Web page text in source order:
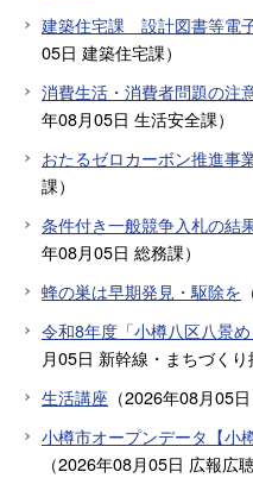
建築住宅課 設計図書等電
05日 建築住宅課）
消費生活・消費者問題の注
年08月05日 生活安全課）
おたるゼロカーボン推進事
課）
条件付き一般競争入札の結
年08月05日 総務課）
蜂の巣は早期発見・駆除を
令和8年度「小樽八区八景
月05日 新幹線・まちづくり
生活講座 （2026年08月05日
小樽市オープンデータ【小
（2026年08月05日 広報広